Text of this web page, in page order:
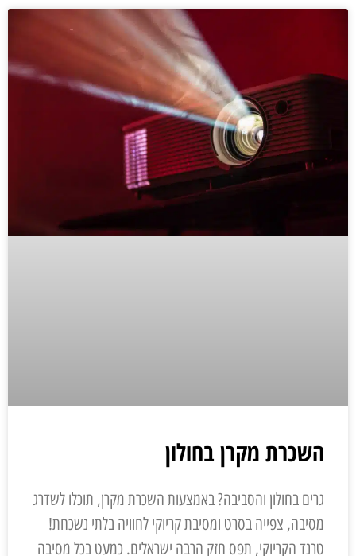
השכרת מקרן בחולון
גרים בחולון והסביבה? באמצעות השכרת מקרן, תוכלו לשדרג
מסיבה, צפייה בסרט ומסיבת קריוקי לחוויה בלתי נשכחת!
טרנד הקריוקי, תפס חזק הרבה ישראלים. כמעט בכל מסיבה